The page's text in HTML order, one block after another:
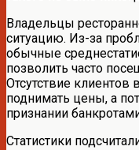
Владельцы
ситуацию. Из-за
обычные
позволить часто
Отсутствие клиентов
поднимать цены, а
признании
Статистики